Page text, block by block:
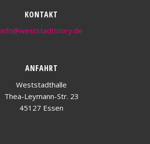
KONTAKT
info@weststadtstory.de
ANFAHRT
Weststadthalle
Thea-Leymann-Str. 23
45127 Essen